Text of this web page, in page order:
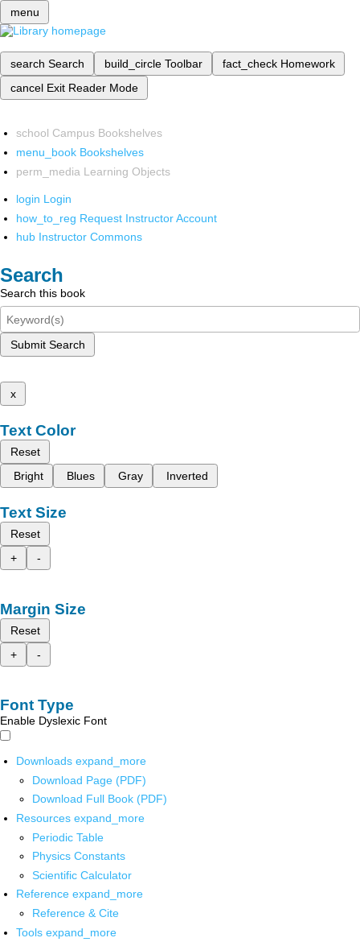
menu
search Search build_circle Toolbar fact_check Homework
cancel Exit Reader Mode
school Campus Bookshelves
menu_book Bookshelves
perm_media Learning Objects
login Login
how_to_reg Request Instructor Account
hub Instructor Commons
Search
Search this book
Submit Search
x
Text Color
Reset
Bright
Blues Gray Inverted
Text Size
Reset
+
-
Margin Size
Reset
+
-
Font Type
Enable Dyslexic Font
Downloads expand_more
Download Page (PDF)
Download Full Book (PDF)
Resources expand_more
Periodic Table
Physics Constants
Scientific Calculator
Reference expand_more
Reference & Cite
Tools expand_more